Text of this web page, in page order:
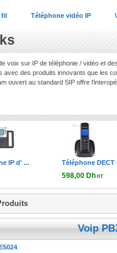
fil Téléphone vidéo IP
voix sur IP de téléphonie / vidéo et
des produits innovants que les
ouvert au standard SIP offre
IP d' ... Téléphone DECT
598,00 DhHT
Voip